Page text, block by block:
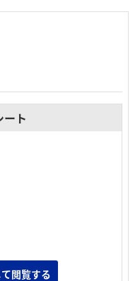
ート
閲覧する